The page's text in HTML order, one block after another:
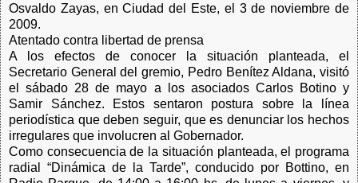
Osvaldo Zayas, en Ciudad del Este, el 3 de noviembre de
2009.
Atentado contra libertad de prensa
A los efectos de conocer la situación planteada, el
Secretario General del gremio, Pedro Benítez Aldana, visitó
el sábado 28 de mayo a los asociados Carlos Botino y
Samir Sánchez. Estos sentaron postura sobre la línea
periodística que deben seguir, que es denunciar los hechos
irregulares que involucren al Gobernador.
Como consecuencia de la situación planteada, el programa
radial “Dinámica de la Tarde”, conducido por Bottino, en